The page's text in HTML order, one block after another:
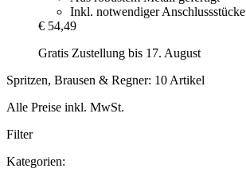
Inkl. notwendiger Anschlussstücke
€ 54,49
Gratis Zustellung bis 17. August
Spritzen, Brausen & Regner: 10 Artikel
Alle Preise inkl. MwSt.
Filter
Kategorien: